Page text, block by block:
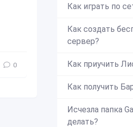
0
Как играть по
Как создать
сервер?
Как приучить
Как получить
Исчезла папка
делать?